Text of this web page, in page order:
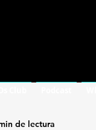
de lectura